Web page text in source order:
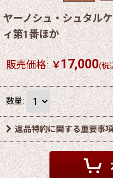
ヤーノシュ・シュタル
ィ第1番ほか
販売価格: ￥17,000(税
数量:
返品特約に関する重要事項